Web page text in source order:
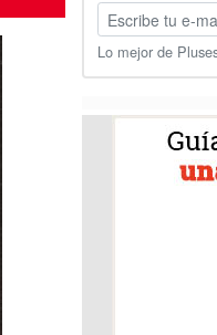
Lo mejor de